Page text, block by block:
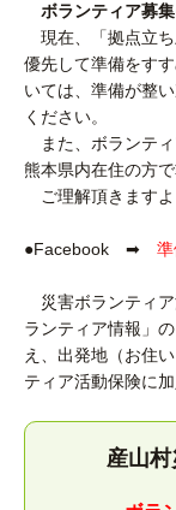
ボランティア募
現在、「拠点立ち
優先して準備をす
いては、準備が整
ください。
また、ボランティ
熊本県内在住の方
ご理解頂きます
●Facebook ➡
災害ボランティア
ランティア情報」
え、出発地（お住
ティア活動保険に
産山